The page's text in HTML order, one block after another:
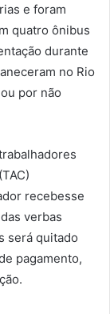
e foram
quatro ônibus
durante
no Rio
por não
recebesse
verbas
será quitado
pagamento,